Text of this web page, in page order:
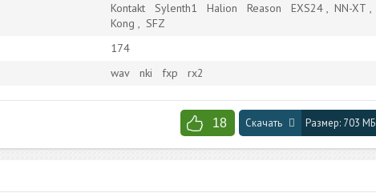
Kontakt Sylenth1 Halion Reason EXS24 , NN-XT ,
Kong , SFZ
174
wav nki fxp rx2
18 Размер: 703 МБ
Скачать